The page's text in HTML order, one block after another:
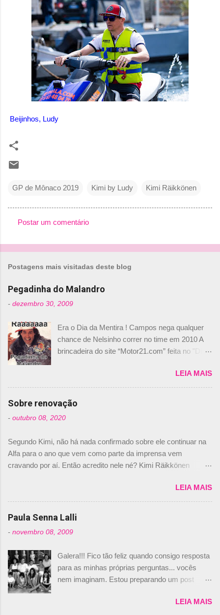
Beijinhos, Ludy
GP de Mônaco 2019 Kimi by Ludy Kimi Räikkönen
o
n
t
r
i
o
Postar um comentário
Postagens mais visitadas deste blog
Pegadinha do Malandro
- dezembro 30, 2009
Era o Dia da Mentira ! Campos nega qualquer
chance de Nelsinho correr no time em 2010 A
brincadeira do site “Motor21.com” feita no "Día
de abril –, afirmando que Nelson Piquet havia
comprado 15% das ações da Campos, dando,
com isso, um lugar no time a Nelsinho Piquet,
foi esclarecida de uma vez por todas por
Daniele Audetto, diretor da escuderia. O
não será o companheiro de Bruno Senna em
2010. "Na verdade, nós recebemos uma oferta
de Piquet", admitiu Audetto. “Mas depois de ter
dois brasileiros”, explicou, dizendo ainda que
não tem nada contra o filho do tricampeão
Nelson Piquet. “Ele é um bom piloto, rápido e
experiente.” Audetto disse ainda que a suposta
não corresponde à realidade. “O suposto 15%
de investimento seria menor do que aquilo que
outros pilotos podem trazer: italianos, r...
LEIA MAIS
Sobre renovação
- outubro 08, 2020
Segundo Kimi, não há nada confirmado sobre ele continuar na
Alfa para o ano que vem como parte da imprensa vem
cravando por aí. Então acredito nele né? Kimi Räikkönen
truth but I’ve never had an option in my contract so that’s
should, pretty much, tell you that it’s not true." #Kimi7 #EifelGP
#AlfaRomeoRacing pic.twitter.com/77EDVn39Ia — Kimi
Romain falando sobre o fato do Iceman estar há tantos anos na
@RGrosjean ! #EifelGP 🇩🇪 #F1
pic.twitter.com/GSAu1LWnwW — Formula 1 (@F1) October 8,
2020 Beijinhos, Ludy
LEIA MAIS
Paula Senna Lalli
- novembro 08, 2009
Galera!!! Fico tão feliz quando consigo resposta
para as minhas próprias perguntas... vocês
nem imaginam. Estou preparando um post
nunca falei sobre ela, aqui no Octeto. No meio
LEIA MAIS